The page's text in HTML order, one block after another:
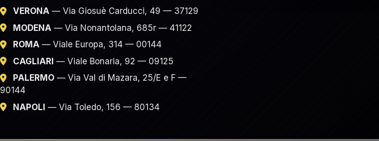
VERONA — Via Giosuè Carducci, 49 — 37129
MODENA — Via Nonantolana, 685r — 41122
ROMA — Viale Europa, 314 — 00144
CAGLIARI — Viale Bonaria, 92 — 09125
PALERMO — Via Val di Mazara, 25/E e F —
90144
NAPOLI — Via Toledo, 156 — 80134